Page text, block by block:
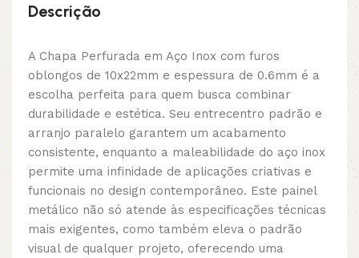
Descrição
A Chapa Perfurada em Aço Inox com furos
oblongos de 10x22mm e espessura de 0.6mm é a
escolha perfeita para quem busca combinar
durabilidade e estética. Seu entrecentro padrão e
arranjo paralelo garantem um acabamento
consistente, enquanto a maleabilidade do aço inox
permite uma infinidade de aplicações criativas e
funcionais no design contemporâneo. Este painel
metálico não só atende às especificações técnicas
mais exigentes, como também eleva o padrão
visual de qualquer projeto, oferecendo uma